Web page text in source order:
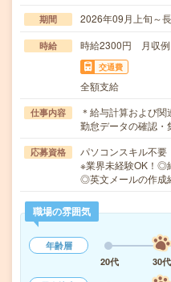
期間 2026年09月上旬～
時給 時給2300円 月収例
交通費
全額支給
仕事内容
＊給与計算および
勤怠データの確認
応募資格
パソコンスキル不要
※業界未経験OK！◎
◎英文メールの作
職場の雰囲気
年齢層
20代
30代